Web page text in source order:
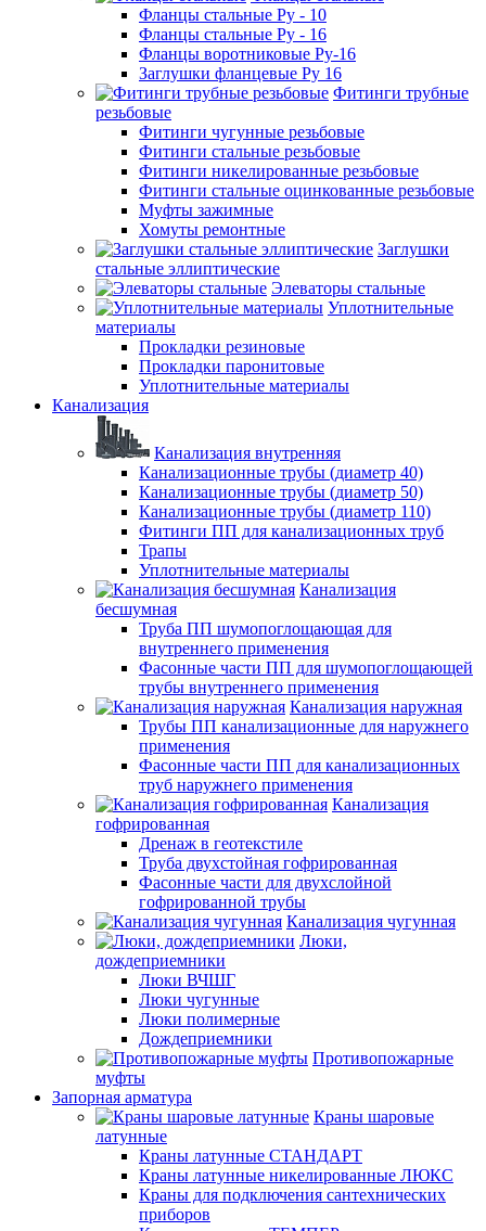
Фланцы стальные Ру - 10
Фланцы стальные Ру - 16
Фланцы воротниковые Ру-16
Заглушки фланцевые Ру 16
Фитинги трубные
резьбовые
Фитинги чугунные резьбовые
Фитинги стальные резьбовые
Фитинги никелированные резьбовые
Фитинги стальные оцинкованные резьбовые
Муфты зажимные
Хомуты ремонтные
Заглушки
стальные эллиптические
Элеваторы стальные
Уплотнительные
материалы
Прокладки резиновые
Прокладки паронитовые
Уплотнительные материалы
Канализация
Канализация внутренняя
Канализационные трубы (диаметр 40)
Канализационные трубы (диаметр 50)
Канализационные трубы (диаметр 110)
Фитинги ПП для канализационных труб
Трапы
Уплотнительные материалы
Канализация
бесшумная
Труба ПП шумопоглощающая для
внутреннего применения
Фасонные части ПП для шумопоглощающей
трубы внутреннего применения
Канализация наружная
Трубы ПП канализационные для наружнего
применения
Фасонные части ПП для канализационных
труб наружнего применения
Канализация
гофрированная
Дренаж в геотекстиле
Труба двухстойная гофрированная
Фасонные части для двухслойной
гофрированной трубы
Канализация чугунная
Люки,
дождеприемники
Люки ВЧШГ
Люки чугунные
Люки полимерные
Дождеприемники
Противопожарные
муфты
Запорная арматура
Краны шаровые
латунные
Краны латунные СТАНДАРТ
Краны латунные никелированные ЛЮКС
Краны для подключения сантехнических
приборов